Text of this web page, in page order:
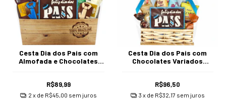
Cesta Dia dos Pais com
Almofada e Chocolates
R$89,99
2 x de R$45,00 sem juros
Cesta Dia dos Pais com
Chocolates Variados
R$96,50
3 x de R$32,17 sem juros